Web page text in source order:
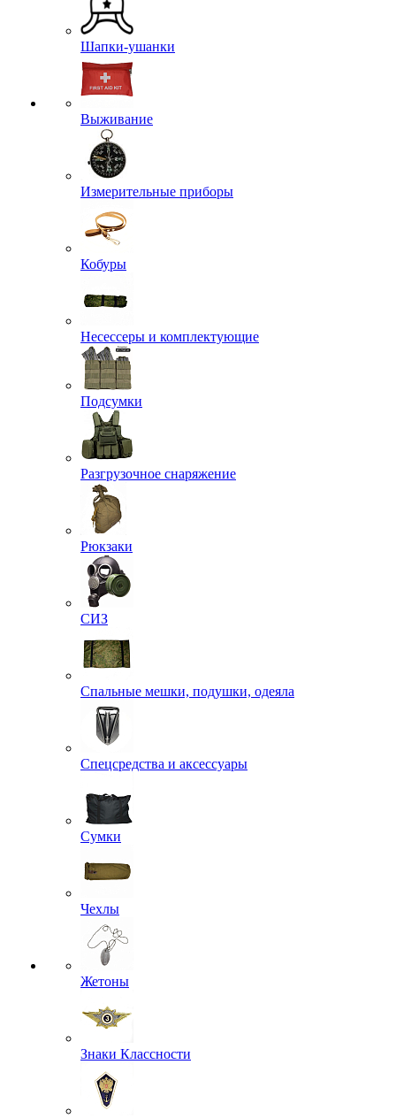
Шапки-ушанки
Выживание
Измерительные приборы
Кобуры
Несессеры и комплектующие
Подсумки
Разгрузочное снаряжение
Рюкзаки
СИЗ
Спальные мешки, подушки, одеяла
Спецсредства и аксессуары
Сумки
Чехлы
Жетоны
Знаки Классности